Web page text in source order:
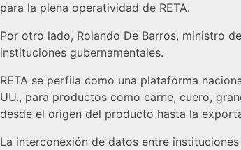
para la plena operatividad de RETA.
Por otro lado, Rolando De Barros, ministro
instituciones gubernamentales.
RETA se perfila como una plataforma
UU., para productos como carne, cuero,
desde el origen del producto hasta la
La interconexión de datos entre